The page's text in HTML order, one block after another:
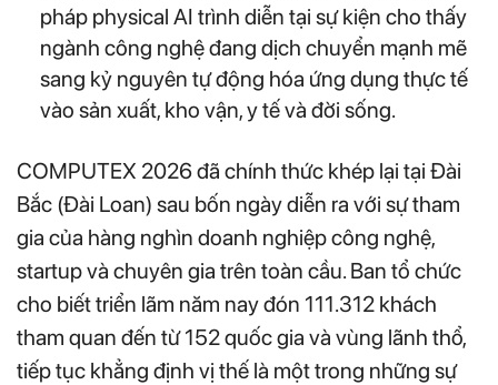
pháp physical AI trình diễn tại sự kiện cho thấy
ngành công nghệ đang dịch chuyển mạnh mẽ
sang kỷ nguyên tự động hóa ứng dụng thực tế
vào sản xuất, kho vận, y tế và đời sống.
COMPUTEX 2026 đã chính thức khép lại tại Đài
Bắc (Đài Loan) sau bốn ngày diễn ra với sự tham
gia của hàng nghìn doanh nghiệp công nghệ,
startup và chuyên gia trên toàn cầu. Ban tổ chức
cho biết triển lãm năm nay đón 111.312 khách
tham quan đến từ 152 quốc gia và vùng lãnh thổ,
tiếp tục khẳng định vị thế là một trong những sự